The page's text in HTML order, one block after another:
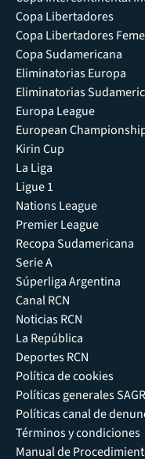
Copa Libertadores
Copa Libertadores
Copa Sudamericana
Eliminatorias Europa
Eliminatorias
Europa League
European
Kirin Cup
La Liga
Ligue 1
Nations League
Premier League
Recopa Sudamericana
Serie A
Súperliga Argentina
Canal RCN
Noticias RCN
La República
Deportes RCN
Política de cookies
Políticas generales
Políticas canal de
Términos y condiciones
Manual de